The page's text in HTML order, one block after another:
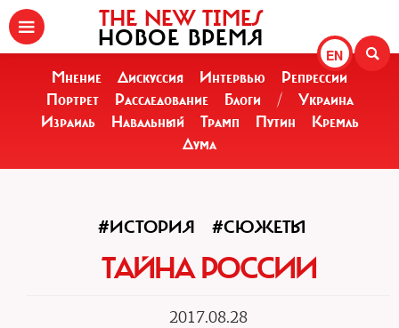
EN
THE NEW TIMES
НОВОЕ ВРЕМЯ
Мнение Дискуссия Интервью
Репрессии
Портрет
Расследование Блоги /
Украина
Израиль
Навальный Трамп Путин
Кремль
Дума
#ИСТОРИЯ #СЮЖЕТЫ
ТАЙНА РОССИИ
2017.08.28